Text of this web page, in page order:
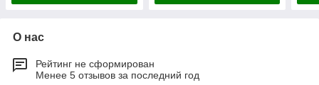
О нас
Рейтинг не сформирован
Менее 5 отзывов за последний год